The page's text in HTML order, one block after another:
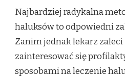
Najbardziej radykalna
haluksów to odpowiedni
Zanim jednak lekarz
zainteresować się
sposobami na leczenie